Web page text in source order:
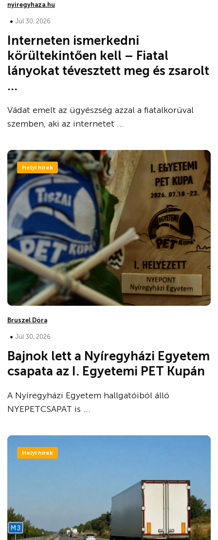
nyiregyhaza.hu
• Júl 30, 2026
Interneten ismerkedni
körültekintően kell – Fiatal
lányokat tévesztett meg és zsarolt
...
Vádat emelt az ügyészség azzal a fiatalkorúval
szemben, aki az internetet ...
Helyi hírek
Bruszel Dóra
• Júl 30, 2026
Bajnok lett a Nyíregyházi Egyetem
csapata az I. Egyetemi PET Kupán
A Nyíregyházi Egyetem hallgatóiból álló
NYEPETCSAPAT is ...
Helyi hírek